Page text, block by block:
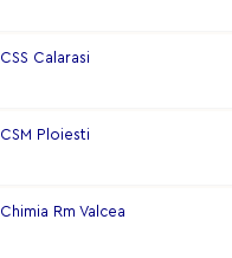
CSS Calarasi
CSM Ploiesti
Chimia Rm Valcea